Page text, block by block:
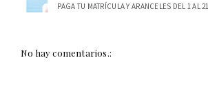
PAGA TU MATRÍCULA Y ARANCELES DEL 1 AL
No hay comentarios.: